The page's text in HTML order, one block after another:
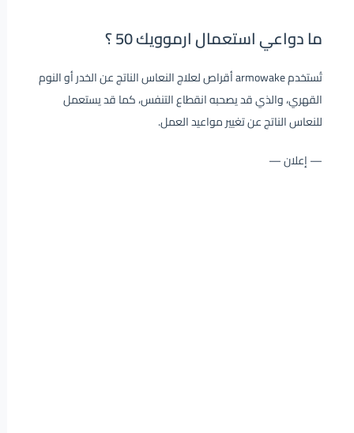
ما دواعي استعمال ارموويك 50 ؟
تُستخدمarmowake أقراص
لعلاج النعاس الناتج عن الخدر أو النوم
القهري، والذي قد يصحبه انقطاع التنفس، كما قد يستعمل
للنعاس الناتج عن تغيير مواعيد العمل.
— إعلان —